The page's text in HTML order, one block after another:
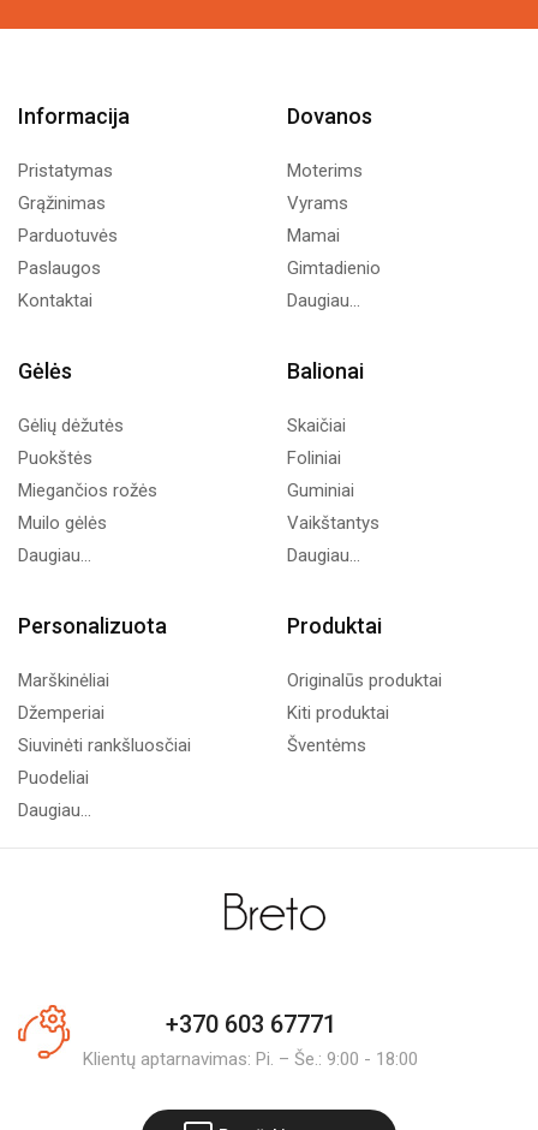
Informacija
Pristatymas
Grąžinimas
Parduotuvės
Paslaugos
Kontaktai
Dovanos
Moterims
Vyrams
Mamai
Gimtadienio
Daugiau...
Gėlės
Gėlių dėžutės
Puokštės
Miegančios rožės
Muilo gėlės
Daugiau...
Balionai
Skaičiai
Foliniai
Guminiai
Vaikštantys
Daugiau...
Personalizuota
Marškinėliai
Džemperiai
Siuvinėti rankšluosčiai
Puodeliai
Daugiau...
Produktai
Originalūs produktai
Kiti produktai
Šventėms
+370 603 67771
Klientų aptarnavimas: Pi. – Še.: 9:00 - 18:00